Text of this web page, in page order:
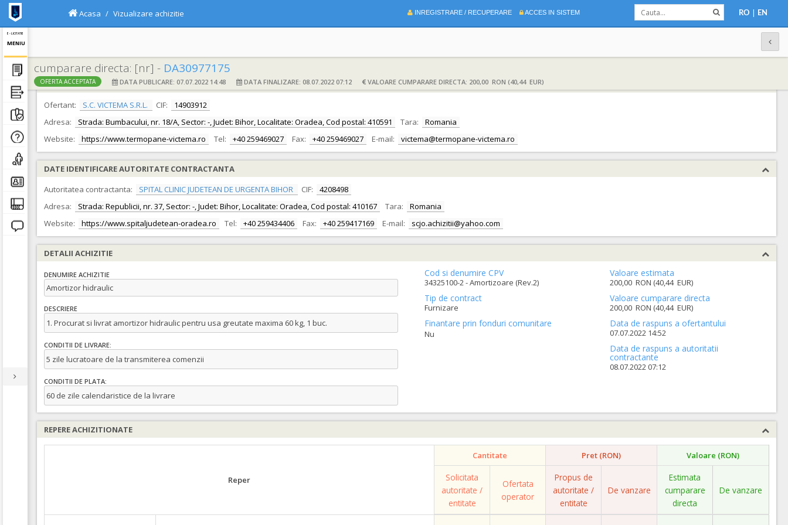
E - LICITATIE
MENIU
INREGISTRARE / RECUPERARE ACCES IN SISTEM RO | EN
Acasa Vizualizare achizitie
cumparare directa: [nr] - DA30977175
OFERTA ACCEPTATA DATA PUBLICARE: 07.07.2022 14:48 DATA FINALIZARE: 08.07.2022 07:12 VALOARE CUMPARARE DIRECTA: 200,00 RON (40,44 EUR)
DATE IDENTIFICARE OFERTANT
Ofertant:
S.C. VICTEMA S.R.L. CIF:
14903912
Adresa:
Strada: Bumbacului, nr. 18/A, Sector: -, Judet: Bihor, Localitate: Oradea, Cod postal: 410591 Tara:
Romania
Website:
https://www.termopane-victema.ro Tel: +40 259469027 Fax: +40 259469027 E-mail: victema@termopane-victema.ro
DATE IDENTIFICARE AUTORITATE CONTRACTANTA
Autoritatea contractanta:
SPITAL CLINIC JUDETEAN DE URGENTA BIHOR CIF:
4208498
Adresa:
Strada: Republicii, nr. 37, Sector: -, Judet: Bihor, Localitate: Oradea, Cod postal: 410167 Tara:
Romania
Website:
https://www.spitaljudetean-oradea.ro Tel: +40 259434406 Fax: +40 259417169 E-mail: scjo.achizitii@yahoo.com
DETALII ACHIZITIE
DENUMIRE ACHIZITIE
Amortizor hidraulic
DESCRIERE
1. Procurat si livrat amortizor hidraulic pentru usa greutate maxima 60 kg, 1 buc.
CONDITII DE LIVRARE:
5 zile lucratoare de la transmiterea comenzii
CONDITII DE PLATA:
60 de zile calendaristice de la livrare
Cod si denumire CPV
34325100-2 - Amortizoare (Rev.2)
Tip de contract
Furnizare
Finantare prin fonduri comunitare
Nu
Valoare estimata
200,00 RON (40,44 EUR)
Valoare cumparare directa
200,00 RON (40,44 EUR)
Data de raspuns a ofertantului
07.07.2022 14:52
Data de raspuns a autoritatii
contractante
08.07.2022 07:12
REPERE ACHIZITIONATE
Reper
Cantitate Pret (RON) Valoare (RON)
Solicitata
autoritate /
entitate
Ofertata
operator
Propus de
autoritate /
entitate
De vanzare
Estimata
cumparare
directa
De vanzare